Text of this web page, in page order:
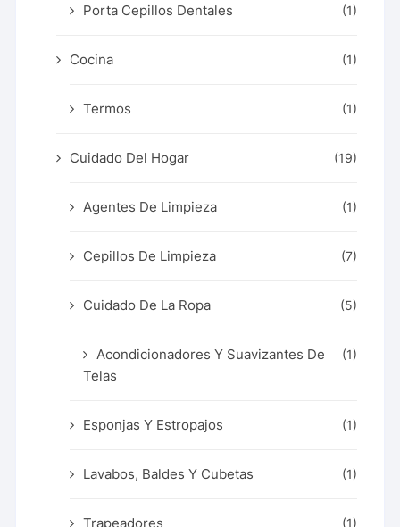
Porta Cepillos Dentales (1)
Cocina (1)
Termos (1)
Cuidado Del Hogar (19)
Agentes De Limpieza (1)
Cepillos De Limpieza (7)
Cuidado De La Ropa (5)
Acondicionadores Y Suavizantes De
Telas
(1)
Esponjas Y Estropajos (1)
Lavabos, Baldes Y Cubetas (1)
Trapeadores (1)